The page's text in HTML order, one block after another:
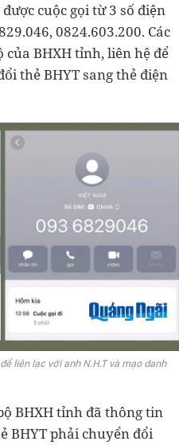
cuộc gọi từ 3 số điện
0824.603.200. Các
BHXH tỉnh, liên hệ để
thẻ BHYT sang thẻ điện
liên lạc với anh N.H.T và mạo danh
BHXH tỉnh đã thông tin
BHYT phải chuyển đổi